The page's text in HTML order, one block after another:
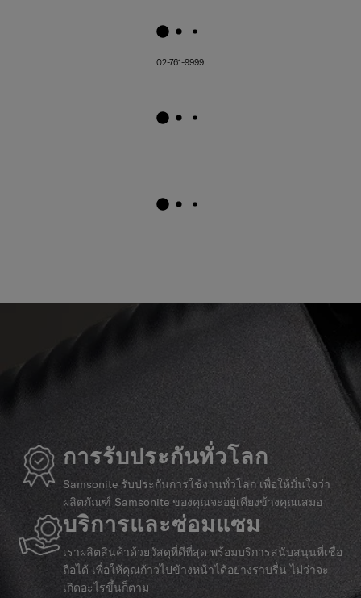
02-761-9999
การรับประกันทั่วโลก
Samsonite รับประกันการใช้งานทั่วโลก เพื่อให้มั่นใจว่า
ผลิตภัณฑ์ Samsonite ของคุณจะอยู่เคียงข้างคุณเสมอ
บริการและซ่อมแซม
เราผลิตสินค้าด้วยวัสดุที่ดีที่สุด พร้อมบริการสนับสนุนที่เชื่อ
ถือได้ เพื่อให้คุณก้าวไปข้างหน้าได้อย่างราบรื่น ไม่ว่าจะ
เกิดอะไรขึ้นก็ตาม